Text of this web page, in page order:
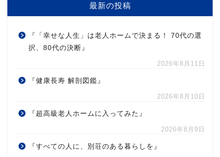
最新の投稿
『「幸せな人生」は老人ホームで決まる！ 70代の選
択、80代の決断』
2026年8月11日
『健康長寿 解剖図鑑』
2026年8月10日
『超高級老人ホームに入ってみた』
2026年8月9日
『すべての人に、別荘のある暮らしを』